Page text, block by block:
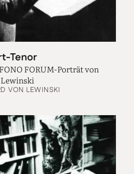
Tenor
FORUM-Porträt von
VON LEWINSKI